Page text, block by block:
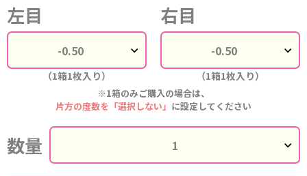
左目
（1箱1枚入り）
右目
（1箱1枚入り）
※1箱のみご購入の場合は、
片方の度数を「選択しない」 に設定してください
数量